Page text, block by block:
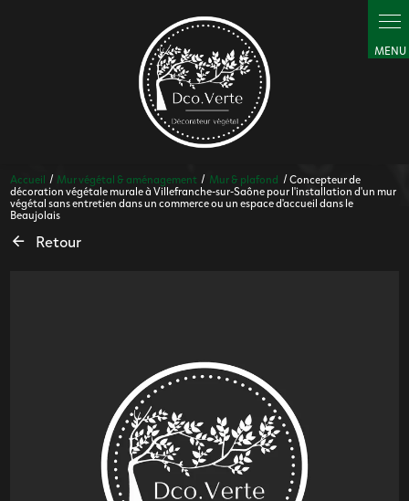
Accueil Mur végétal & aménagement Mur & plafond Concepteur de
décoration végétale murale à Villefranche-sur-Saône pour l'installation d'un mur
végétal sans entretien dans un commerce ou un espace d'accueil dans le
Beaujolais
Retour